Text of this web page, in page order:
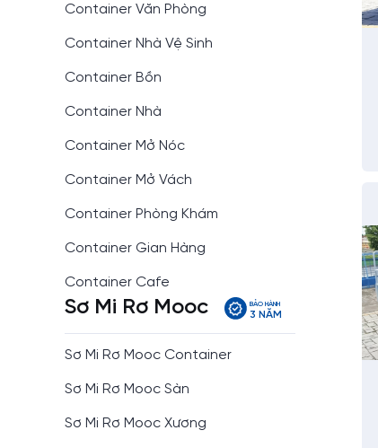
Container Văn Phòng
Container Nhà Vệ Sinh
Container Bồn
Container Nhà
Container Mở Nóc
Container Mở Vách
Container Phòng Khám
Container Gian Hàng
Container Cafe
Sơ Mi Rơ Mooc BẢO HÀNH
3 NĂM
Sơ Mi Rơ Mooc Container
Sơ Mi Rơ Mooc Sàn
Sơ Mi Rơ Mooc Xương